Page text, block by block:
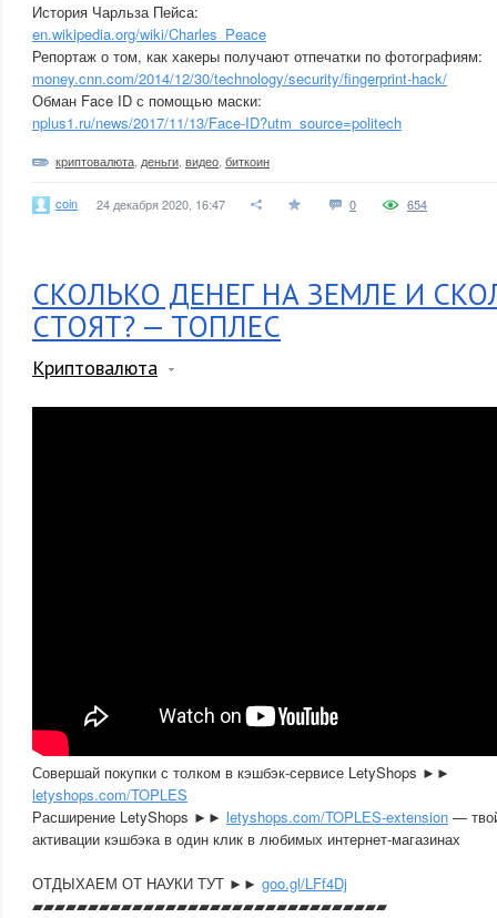
История Чарльза Пейса:
en.wikipedia.org/wiki/Charles_Peace
Репортаж о том, как хакеры получают отпечатки по фотографиям:
money.cnn.com/2014/12/30/technology/security/fingerprint-hack/
Обман Face ID с помощью маски:
nplus1.ru/news/2017/11/13/Face-ID?utm_source=politech
криптовалюта деньги видео биткоин
coin 24 декабря 2020, 16:47 0 654
СКОЛЬКО ДЕНЕГ НА ЗЕМЛЕ И
СТОЯТ? — ТОПЛЕС
Криптовалюта
Совершай покупки с толком в кэшбэк-сервисе LetyShops ►►
letyshops.com/TOPLES
Расширение LetyShops ►► letyshops.com/TOPLES-extension —
активации кэшбэка в один клик в любимых интернет-магазинах
ОТДЫХАЕМ ОТ НАУКИ ТУТ ►► goo.gl/LFf4Dj
▰▰▰▰▰▰▰▰▰▰▰▰▰▰▰▰▰▰▰▰▰▰▰▰▰▰▰▰▰▰­▰▰